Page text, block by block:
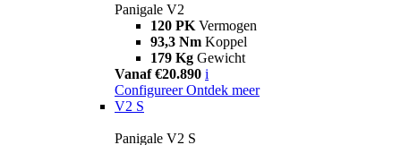
Panigale V2
120 PK Vermogen
93,3 Nm Koppel
179 Kg Gewicht
Vanaf €20.890 i
Configureer Ontdek meer
V2 S
Panigale V2 S